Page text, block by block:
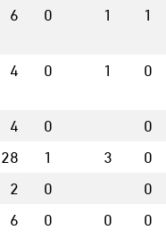
6 0 1 1
4 0 1 0
4 0 0
28 1 3 0
2 0 0
6 0 0 0